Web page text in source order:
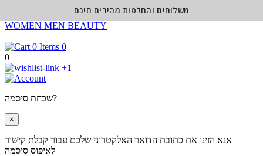
WOMEN MEN BEAUTY
0
0
+1
שכחת סיסמה?
×
אנא הזינו את כתובת הדואר האלקטרוני שלכם עבור קבלת קישור
לאיפוס סיסמה
משלוחים והחלפות מהירים חינם